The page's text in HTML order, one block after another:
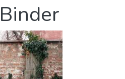
Binder